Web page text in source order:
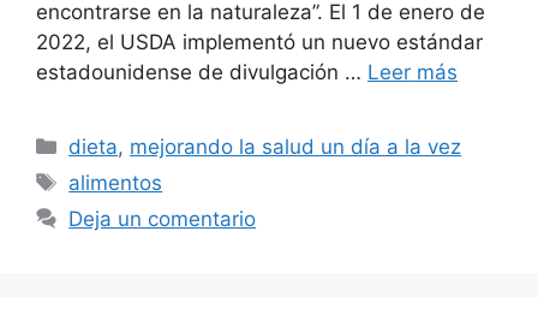
encontrarse en la naturaleza”. El 1 de enero de
2022, el USDA implementó un nuevo estándar
estadounidense de divulgación … Leer más
Categorías
dieta, mejorando la salud un día a la vez
Etiquetas
alimentos
Deja un comentario